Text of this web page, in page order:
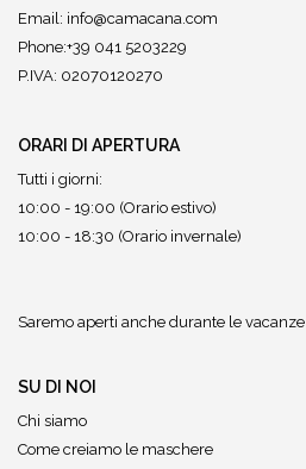
Email: info@camacana.com
Phone:+39 041 5203229
P.IVA: 02070120270
ORARI DI APERTURA
Tutti i giorni:
10:00 - 19:00 (Orario estivo)
10:00 - 18:30 (Orario invernale)
Saremo aperti anche durante le vacanze
SU DI NOI
Chi siamo
Come creiamo le maschere